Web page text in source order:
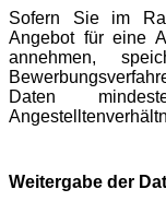
Sofern Sie im
Angebot für eine
annehmen,
Daten
Weitergabe der